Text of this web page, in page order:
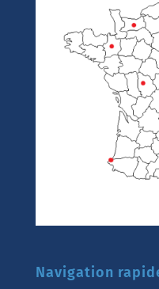
Navigation